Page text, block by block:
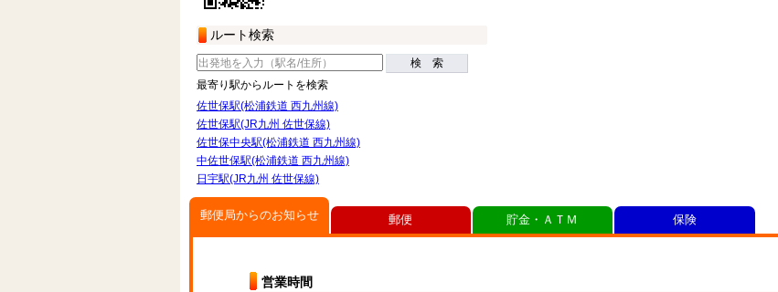
ルート検索
検 索
最寄り駅からルートを検索
佐世保駅(松浦鉄道 西九州線)
佐世保駅(JR九州 佐世保線)
佐世保中央駅(松浦鉄道 西九州線)
中佐世保駅(松浦鉄道 西九州線)
日宇駅(JR九州 佐世保線)
郵便局からのお知らせ
営業時間
郵便 貯金・ＡＴＭ 保険